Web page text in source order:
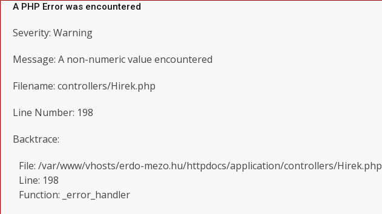
A PHP Error was encountered
Severity: Warning
Message: A non-numeric value encountered
Filename: controllers/Hirek.php
Line Number: 198
Backtrace:
File: /var/www/vhosts/erdo-mezo.hu/httpdocs/application/controllers/Hirek.php
Line: 198
Function: _error_handler